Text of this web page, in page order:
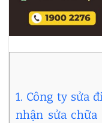
1. Công ty sửa
nhận sửa